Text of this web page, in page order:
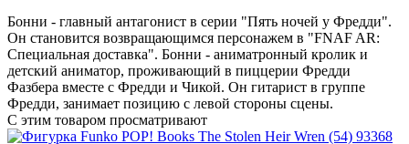
Бонни - главный антагонист в серии "Пять ночей у Фредди".
Он становится возвращающимся персонажем в "FNAF AR:
Специальная доставка". Бонни - аниматронный кролик и
детский аниматор, проживающий в пиццерии Фредди
Фазбера вместе с Фредди и Чикой. Он гитарист в группе
Фредди, занимает позицию с левой стороны сцены.
С этим товаром просматривают